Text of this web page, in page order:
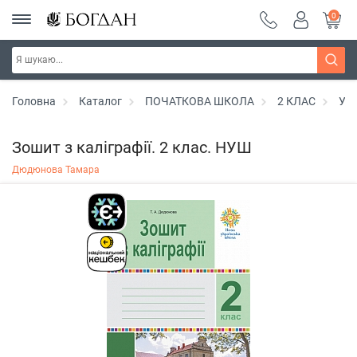
0
Головна Каталог ПОЧАТКОВА ШКОЛА 2 КЛАС
Зошит з каліграфії. 2 клас. НУШ
Дюдюнова Тамара